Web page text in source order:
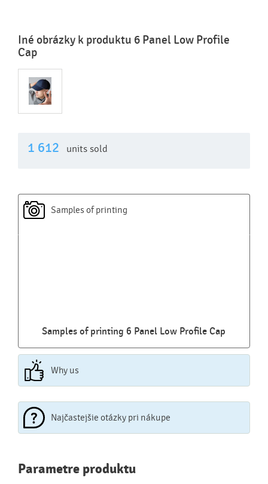
Iné obrázky k produktu 6 Panel Low Profile
Cap
1 612 units sold
Samples of printing
Samples of printing 6 Panel Low Profile Cap
Why us
Najčastejšie otázky pri nákupe
Najčastejšie otázky pri nákupe
reklamných predmetov
Parametre produktu